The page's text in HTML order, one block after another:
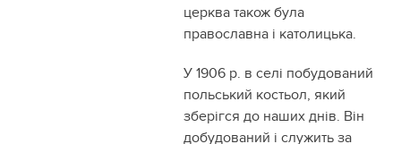
церква також була
православна і католицька.
У 1906 р. в селі побудований
польський костьол, який
зберігся до наших днів. Він
добудований і служить за